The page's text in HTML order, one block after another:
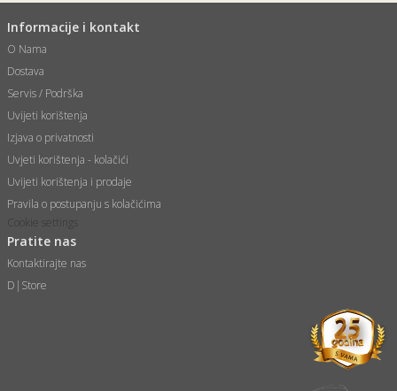
Informacije i kontakt
O Nama
Dostava
Servis / Podrška
Uvijeti korištenja
Izjava o privatnosti
Uvjeti korištenja - kolačići
Uvijeti korištenja i prodaje
Pravila o postupanju s kolačićima
Cookie settings
Pratite nas
Kontaktirajte nas
D|Store